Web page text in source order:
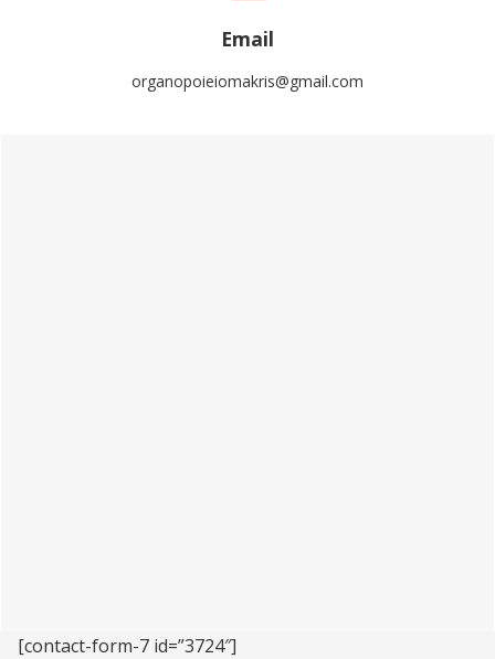
Email
organopoieiomakris@gmail.com
[contact-form-7 id=”3724″]